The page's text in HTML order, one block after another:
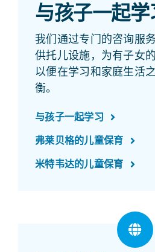
与孩子一起学
我们通过专门的咨询服
供托儿设施，为有子女
以便在学习和家庭生活
衡。
与孩子一起学习
弗莱贝格的儿童保育
米特韦达的儿童保育